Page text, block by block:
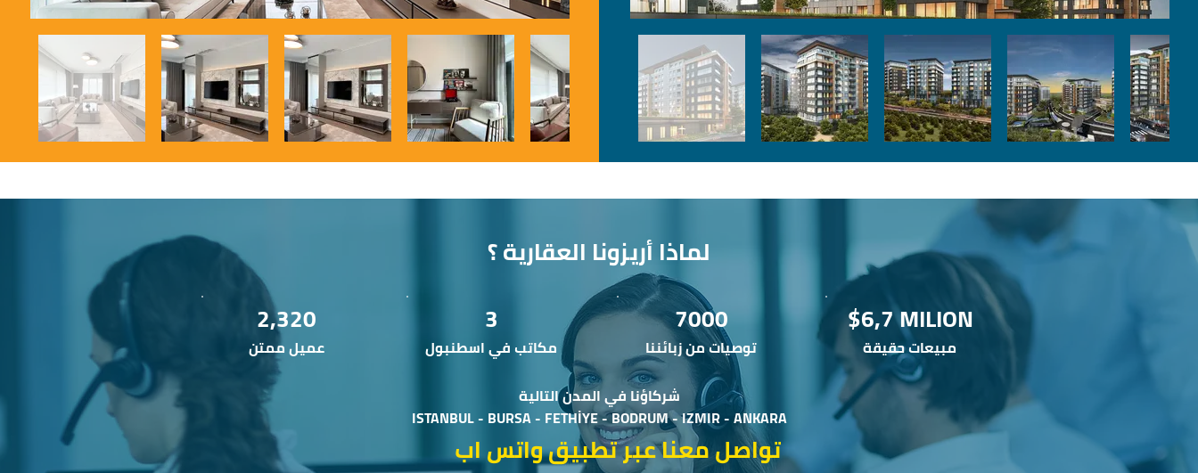
لماذا أريزونا العقارية ؟
2,320
عميل ممتن
3
مكاتب في اسطنبول
7000
توصيات من زبائننا
$6,7 MILION
مبيعات حقيقة
شركاؤنا في المدن التالية
ISTANBUL - BURSA - FETHİYE - BODRUM - IZMIR - ANKARA
تواصل معنا عبر تطبيق واتس اب